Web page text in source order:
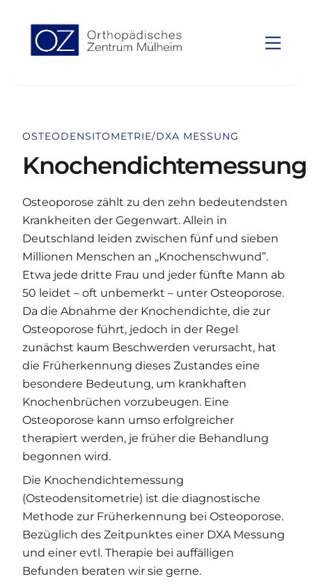
content
OSTEODENSITOMETRIE/DXA MESSUNG
Knochendichtemessung
Osteoporose zählt zu den zehn bedeutendsten
Krankheiten der Gegenwart. Allein in
Deutschland leiden zwischen fünf und sieben
Millionen Menschen an „Knochenschwund”.
Etwa jede dritte Frau und jeder fünfte Mann ab
50 leidet – oft unbemerkt – unter Osteoporose.
Da die Abnahme der Knochendichte, die zur
Osteoporose führt, jedoch in der Regel
zunächst kaum Beschwerden verursacht, hat
die Früherkennung dieses Zustandes eine
besondere Bedeutung, um krankhaften
Knochenbrüchen vorzubeugen. Eine
Osteoporose kann umso erfolgreicher
therapiert werden, je früher die Behandlung
begonnen wird.
Die Knochendichtemessung
(Osteodensitometrie) ist die diagnostische
Methode zur Früherkennung bei Osteoporose.
Bezüglich des Zeitpunktes einer DXA Messung
und einer evtl. Therapie bei auffälligen
Befunden beraten wir sie gerne.
Top